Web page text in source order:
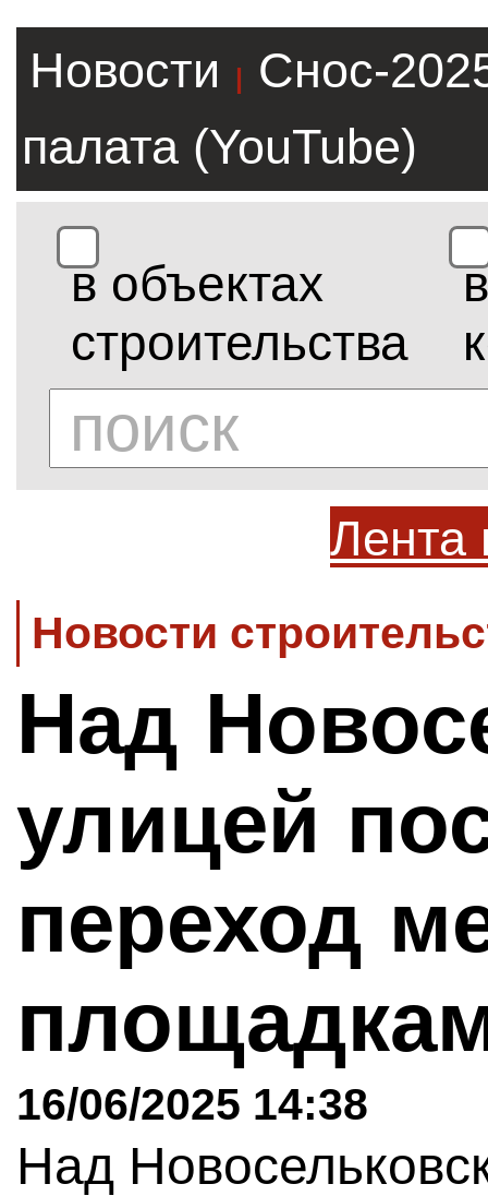
Новости |
Снос-
палата (YouTube)
в объектах
строительства
в
Лента
Новости
Над
улицей
переход
16/06/2025 14:38
Над